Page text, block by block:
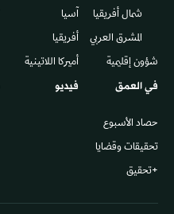
شمال أفريقيا
المشرق العربي
شؤون إقليمية
آسيا
أفريقيا
أميركا اللاتينية
في العمق
حصاد الأسبوع
تحقيقات وقضايا
+تحقيق
فيديو